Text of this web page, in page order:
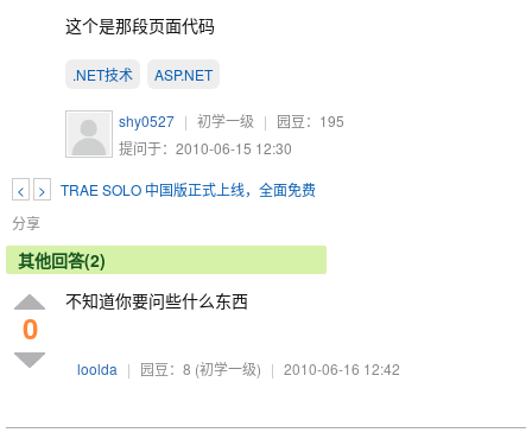
这个是那段页面代码
.NET技术 ASP.NET
shy0527 | 初学一级 | 园豆： 195
提问于：2010-06-15 12:30
< >
TRAE SOLO 中国版正式上线，全面免费
分享
其他回答(2)
0
不知道你要问些什么东西
loolda | 园豆：8 (初学一级) | 2010-06-16 12:42